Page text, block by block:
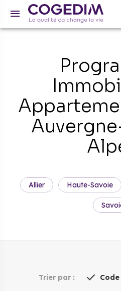
Allier Haute-Savoie
Trier par :